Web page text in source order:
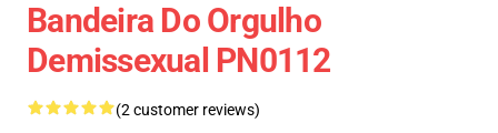
Bandeira Do Orgulho
Demissexual PN0112
(2 customer reviews)